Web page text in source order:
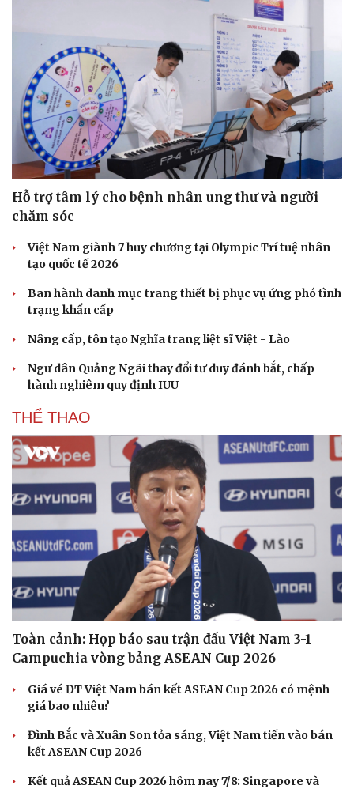
Hỗ trợ tâm lý cho bệnh nhân ung thư và người
chăm sóc
Việt Nam giành 7 huy chương tại Olympic Trí tuệ nhân
tạo quốc tế 2026
Ban hành danh mục trang thiết bị phục vụ ứng phó tình
trạng khẩn cấp
Nâng cấp, tôn tạo Nghĩa trang liệt sĩ Việt - Lào
Ngư dân Quảng Ngãi thay đổi tư duy đánh bắt, chấp
hành nghiêm quy định IUU
THỂ THAO
Toàn cảnh: Họp báo sau trận đấu Việt Nam 3-1
Campuchia vòng bảng ASEAN Cup 2026
Giá vé ĐT Việt Nam bán kết ASEAN Cup 2026 có mệnh
giá bao nhiêu?
Đình Bắc và Xuân Son tỏa sáng, Việt Nam tiến vào bán
kết ASEAN Cup 2026
Kết quả ASEAN Cup 2026 hôm nay 7/8: Singapore và